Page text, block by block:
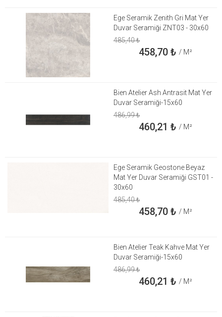
Ege Seramik Zenith Gri Mat Yer
Duvar Seramiği ZNT03 - 30x60
485,40₺
458,70₺ / M²
Bien Atelier Ash Antrasit Mat Yer
Duvar Seramiği-15x60
486,99₺
460,21 ₺ / M²
Ege Seramik Geostone Beyaz
Mat Yer Duvar Seramiği GST01 -
30x60
485,40₺
458,70₺ / M²
Bien Atelier Teak Kahve Mat Yer
Duvar Seramiği-15x60
486,99₺
460,21 ₺ / M²